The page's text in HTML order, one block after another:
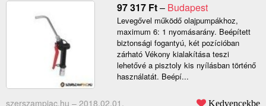
97 317 Ft– Budapest
Levegővel működő olajpumpákhoz,
maximum 6: 1 nyomásarány. Beépített
biztonsági fogantyú, két pozícióban
zárható Vékony kialakítása teszi
lehetővé a pisztoly kis nyílásban történő
használatát. Beépí...
szerszampiac.hu – 2018.02.01. Kedvencekbe